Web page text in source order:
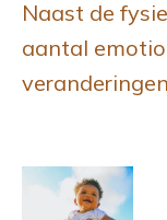
Naast de
aantal